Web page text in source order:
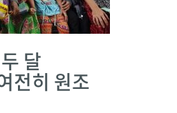
달
전히 원조